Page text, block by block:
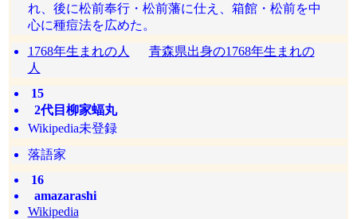
れ、後に松前奉行・松前藩に仕え、箱館・松前を中
心に種痘法を広めた。
1768年生まれの人
青森県出身の1768年生まれの
人
15
2代目柳家蝠丸
Wikipedia未登録
落語家
16
amazarashi
Wikipedia